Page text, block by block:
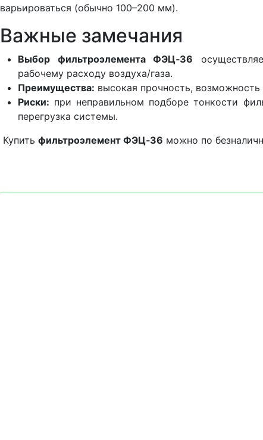
варьироваться (обычно 100–200 мм).
Важные замечания
Выбор фильтроэлемента ФЭЦ‑36
рабочему расходу воздуха/газа.
Преимущества: высокая прочность,
Риски: при неправильном подборе тонкости
перегрузка системы.
Купить фильтроэлемент ФЭЦ‑36 можно по